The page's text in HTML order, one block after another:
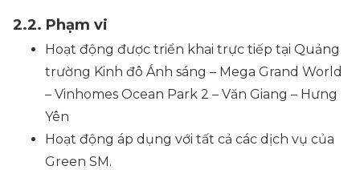
2.2. Phạm vi
Hoạt động được triển khai trực tiếp tại Quảng
trường Kinh đô Ánh sáng – Mega Grand World
– Vinhomes Ocean Park 2 – Văn Giang – Hưng
Yên
Hoạt động áp dụng với tất cả các dịch vụ của
Green SM.